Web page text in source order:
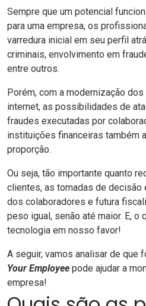
Sempre que um potencial
para uma empresa, os
varredura inicial em seu perfil
criminais, envolvimento em
entre outros.
Porém, com a modernização
internet, as possibilidades de
fraudes executadas por
instituições financeiras também
proporção.
Ou seja, tão importante quanto
clientes, as tomadas de decisão
dos colaboradores e futura
peso igual, senão até maior. E, o
tecnologia em nosso favor!
A seguir, vamos analisar de que
Your Employee pode ajudar a
empresa!